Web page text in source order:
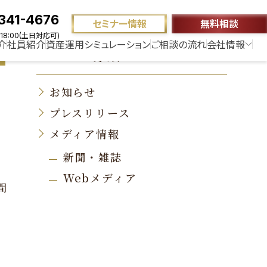
4676
土日対応可)
セミナー情報 無料相談
社員紹介資産運用シミュレーションご相談の流れ会社情報
お知らせ
プレスリリース
メディア情報
新聞・雑誌
Webメディア